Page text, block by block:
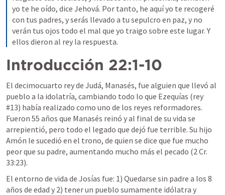
yo te he oído, dice Jehová. Por tanto, he aquí yo te recogeré
con tus padres, y serás llevado a tu sepulcro en paz, y no
verán tus ojos todo el mal que yo traigo sobre este lugar. Y
ellos dieron al rey la respuesta.
Introducción 22:1-10
El decimocuarto rey de Judá, Manasés, fue alguien que llevó al
pueblo a la idolatría, cambiando todo lo que Ezequías (rey
#13) había realizado como uno de los reyes reformadores.
Fueron 55 años que Manasés reinó y al final de su vida se
arrepientió, pero todo el legado que dejó fue terrible. Su hijo
Amón le sucedió en el trono, de quien se dice que fue mucho
peor que su padre, aumentando mucho más el pecado (2 Cr.
33:23).
El entorno de vida de Josías fue: 1) Quedarse sin padre a los 8
años de edad y 2) tener un pueblo sumamente idólatra y